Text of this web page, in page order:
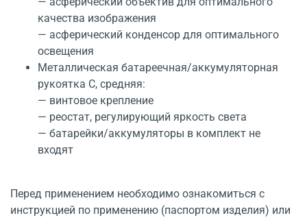
качества изображения
— асферический конденсор для оптимального
освещения
Металлическая батареечная/аккумуляторная
рукоятка C, средняя:
— винтовое крепление
— реостат, регулирующий яркость света
— батарейки/аккумуляторы в комплект не
входят
Перед применением необходимо ознакомиться с
инструкцией по применению (паспортом изделия) или